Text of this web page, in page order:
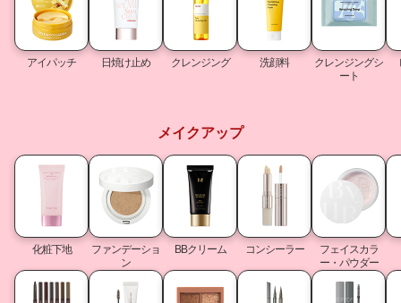
アイパッチ 日焼け止め クレンジング 洗顔料
クレンジングシ
ート
メイクアップ
化粧下地
ファンデーショ
ン
BBクリーム コンシーラー
フェイスカラ
ー・パウダー